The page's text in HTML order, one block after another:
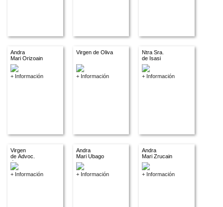
Andra
Mari Orizoain
+ Información
Virgen de Oliva
+ Información
Ntra Sra.
de Isasi
+ Información
Virgen
de Advoc.
descon.
+ Información
Andra
Mari Ubago
+ Información
Andra
Mari Zrucain
+ Información